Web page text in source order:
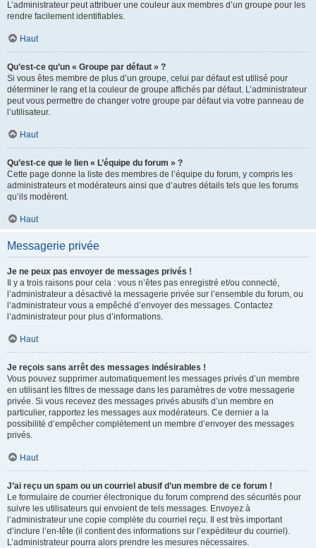
L’administrateur peut attribuer une couleur aux membres d’un groupe pour les
rendre facilement identifiables.
Haut
Qu’est-ce qu’un « Groupe par défaut » ?
Si vous êtes membre de plus d’un groupe, celui par défaut est utilisé pour
déterminer le rang et la couleur de groupe affichés par défaut. L’administrateur
peut vous permettre de changer votre groupe par défaut via votre panneau de
l’utilisateur.
Haut
Qu’est-ce que le lien « L’équipe du forum » ?
Cette page donne la liste des membres de l’équipe du forum, y compris les
administrateurs et modérateurs ainsi que d’autres détails tels que les forums
qu’ils modèrent.
Haut
Messagerie privée
Je ne peux pas envoyer de messages privés !
Il y a trois raisons pour cela : vous n’êtes pas enregistré et/ou connecté,
l’administrateur a désactivé la messagerie privée sur l’ensemble du forum, ou
l’administrateur vous a empêché d’envoyer des messages. Contactez
l’administrateur pour plus d’informations.
Haut
Je reçois sans arrêt des messages indésirables !
Vous pouvez supprimer automatiquement les messages privés d’un membre
en utilisant les filtres de message dans les paramètres de votre messagerie
privée. Si vous recevez des messages privés abusifs d’un membre en
particulier, rapportez les messages aux modérateurs. Ce dernier a la
possibilité d’empêcher complètement un membre d’envoyer des messages
privés.
Haut
J’ai reçu un spam ou un courriel abusif d’un membre de ce forum !
Le formulaire de courrier électronique du forum comprend des sécurités pour
suivre les utilisateurs qui envoient de tels messages. Envoyez à
l’administrateur une copie complète du courriel reçu. Il est très important
d’inclure l’en-tête (il contient des informations sur l’expéditeur du courriel).
L’administrateur pourra alors prendre les mesures nécessaires.